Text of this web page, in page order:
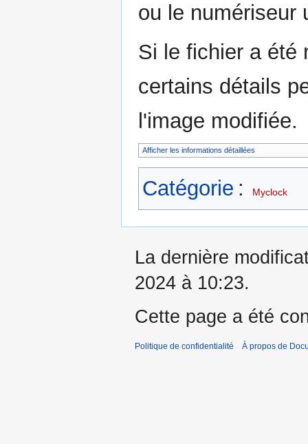
ou le numériseur
Si le fichier a été
certains détails
l'image modifiée.
Afficher les informations détaillées
Catégorie : Myclock
La dernière
2024 à 10:23.
Cette page a été
Politique de confidentialité À propos de